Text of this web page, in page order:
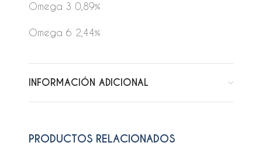
Omega 3 0,89%
Omega 6 2,44%
INFORMACIÓN ADICIONAL
PRODUCTOS RELACIONADOS